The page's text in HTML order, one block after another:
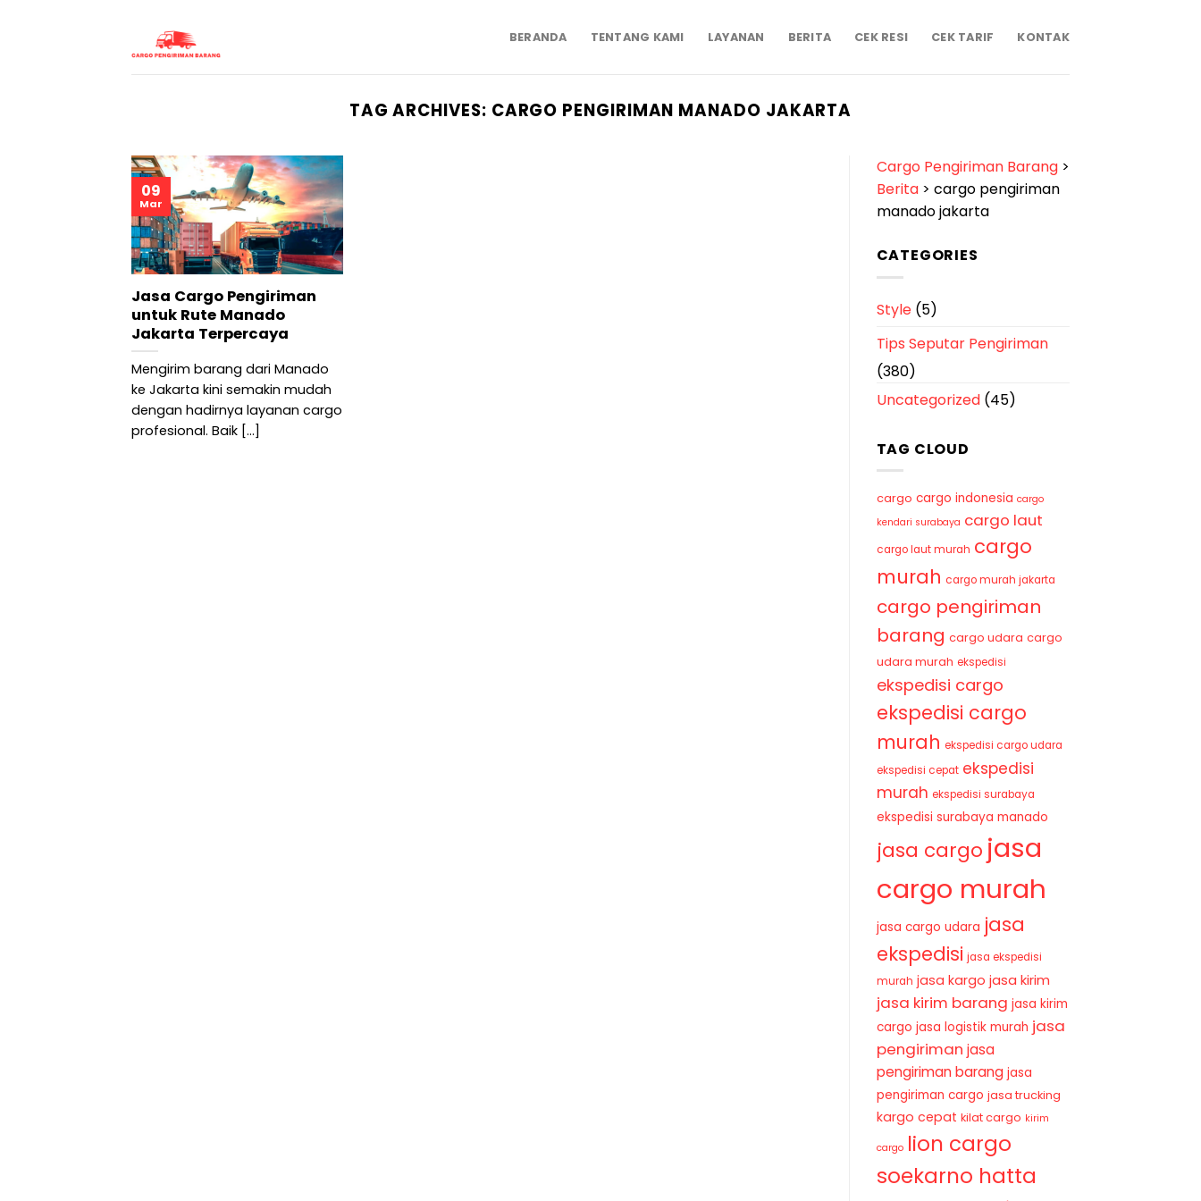
BERANDA TENTANG KAMI LAYANAN BERITA CEK RESI CEK TARIF KONTAK
TAG ARCHIVES: CARGO PENGIRIMAN MANADO JAKARTA
Jasa Cargo Pengiriman
untuk Rute Manado
Jakarta Terpercaya
Mengirim barang dari Manado
ke Jakarta kini semakin mudah
dengan hadirnya layanan cargo
profesional. Baik [...]
09
Mar
Cargo Pengiriman Barang>
Berita> cargo pengiriman
manado jakarta
CATEGORIES
Style(5)
Tips Seputar Pengiriman
(380)
Uncategorized(45)
TAG CLOUD
cargo cargo indonesia cargo
kendari surabaya cargo laut
cargo laut murah cargo
murah cargo murah jakarta
cargo pengiriman
barang cargo udara cargo
udara murah ekspedisi
ekspedisi cargo
ekspedisi cargo
murah ekspedisi cargo udara
ekspedisi cepat ekspedisi
murah ekspedisi surabaya
ekspedisi surabaya manado
jasa cargo jasa
cargo murah
jasa cargo udara jasa
ekspedisi jasa ekspedisi
murah jasa kargo jasa kirim
jasa kirim barang jasa kirim
cargo jasa logistik murah jasa
pengiriman jasa
pengiriman barang jasa
pengiriman cargo jasa trucking
kargo cepat kilat cargo kirim
cargo lion cargo
soekarno hatta